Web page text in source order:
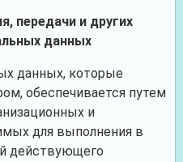
передачи и других
данных
данных, которые
обеспечивается путем
и
для выполнения в
действующего